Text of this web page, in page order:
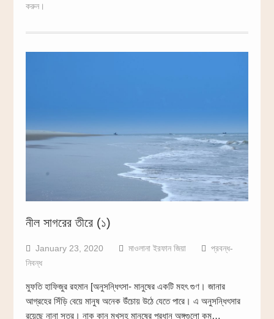
করুন।
নীল সাগরের তীরে (১)
January 23, 2020 মাওলানা ইরফান জিয়া
প্রবন্ধ-
নিবন্ধ
মুফতি হাফিজুর রহমান [অনুসন্ধিৎসা- মানুষের একটি মহৎ গুণ। জানার
আগ্রহের সিঁড়ি বেয়ে মানুষ অনেক উঁচোয় উঠে যেতে পারে। এ অনুসন্ধিৎসার
রয়েছে নানা সূত্র। নাক কান মুখসহ মানুষের প্রধান অঙ্গগুলো কম…